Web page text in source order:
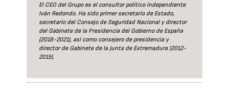
El CEO del Grupo es el consultor político independiente
Iván Redondo. Ha sido primer secretario de Estado,
secretario del Consejo de Seguridad Nacional y director
del Gabinete de la Presidencia del Gobierno de España
(2018-2021), así como consejero de presidencia y
director de Gabinete de la Junta de Extremadura (2012-
2015).